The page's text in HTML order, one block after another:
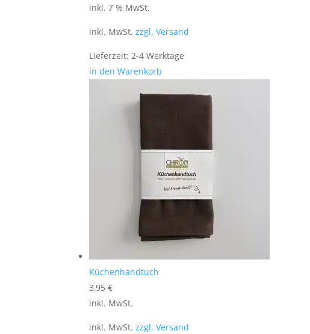
inkl. 7 % MwSt.
inkl. MwSt.zzgl. Versand
Lieferzeit:2-4 Werktage
in den Warenkorb
Küchenhandtuch
3,95€
inkl. MwSt.
inkl. MwSt.zzgl. Versand